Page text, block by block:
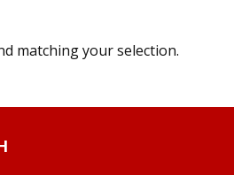
matching your selection.